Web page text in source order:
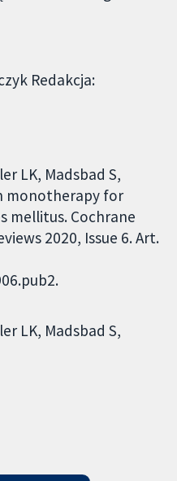
Redakcja:
LK, Madsbad S,
monotherapy for
mellitus. Cochrane
2020, Issue 6. Art.
LK Madsbad S